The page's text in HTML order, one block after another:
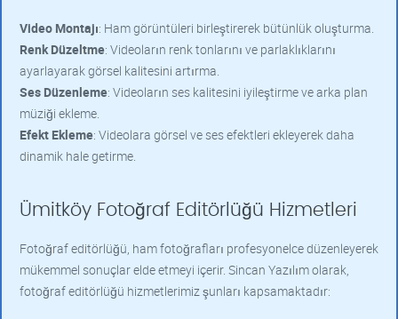
Video Montajı: Ham görüntüleri birleştirerek bütünlük oluşturma.
Renk Düzeltme: Videoların renk tonlarını ve parlaklıklarını
ayarlayarak görsel kalitesini artırma.
Ses Düzenleme: Videoların ses kalitesini iyileştirme ve arka plan
müziği ekleme.
Efekt Ekleme: Videolara görsel ve ses efektleri ekleyerek daha
dinamik hale getirme.
Ümitköy Fotoğraf Editörlüğü Hizmetleri
Fotoğraf editörlüğü, ham fotoğrafları profesyonelce düzenleyerek
mükemmel sonuçlar elde etmeyi içerir. Sincan Yazılım olarak,
fotoğraf editörlüğü hizmetlerimiz şunları kapsamaktadır: